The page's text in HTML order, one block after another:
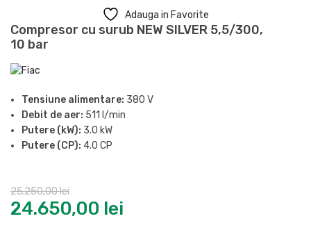
Adauga in Favorite
Compresor cu surub NEW SILVER 5,5/300,
10 bar
Tensiune alimentare: 380 V
Debit de aer: 511 l/min
Putere (kW): 3.0 kW
Putere (CP): 4.0 CP
Nivel de zgomot (LpA, la 4m):
Grad de protectie:IP54
24.650,00 lei
25.250,00lei